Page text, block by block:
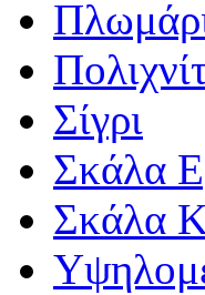
Σίγρι
Σκάλα
Σκάλα